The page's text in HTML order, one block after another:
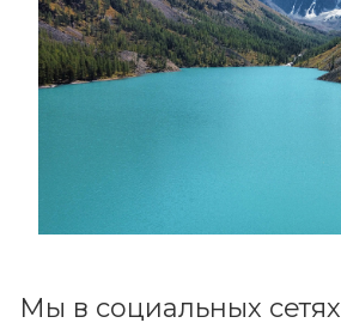
Мы в социальных сетях